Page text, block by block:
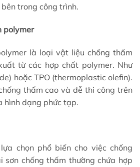
trong công trình.
polymer
là loại vật liệu chống thấm
từ các hợp chất polymer. Như
hoặc TPO (thermoplastic olefin).
thấm cao và dễ thi công trên
hình dạng phức tạp.
chọn phổ biến cho việc chống
sơn chống thấm thường chứa hợp